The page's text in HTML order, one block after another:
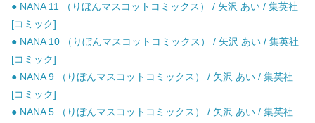
● NANA 11 （りぼんマスコットコミックス） / 矢沢 あい / 集英社
[コミック]
● NANA 10 （りぼんマスコットコミックス） / 矢沢 あい / 集英社
[コミック]
● NANA 9 （りぼんマスコットコミックス） / 矢沢 あい / 集英社
[コミック]
● NANA 5 （りぼんマスコットコミックス） / 矢沢 あい / 集英社